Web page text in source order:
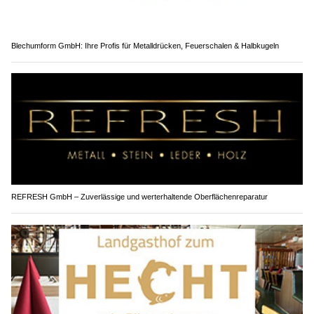
Blechumform GmbH: Ihre Profis für Metalldrücken, Feuerschalen & Halbkugeln
REFRESH GmbH – Zuverlässige und werterhaltende Oberflächenreparatur